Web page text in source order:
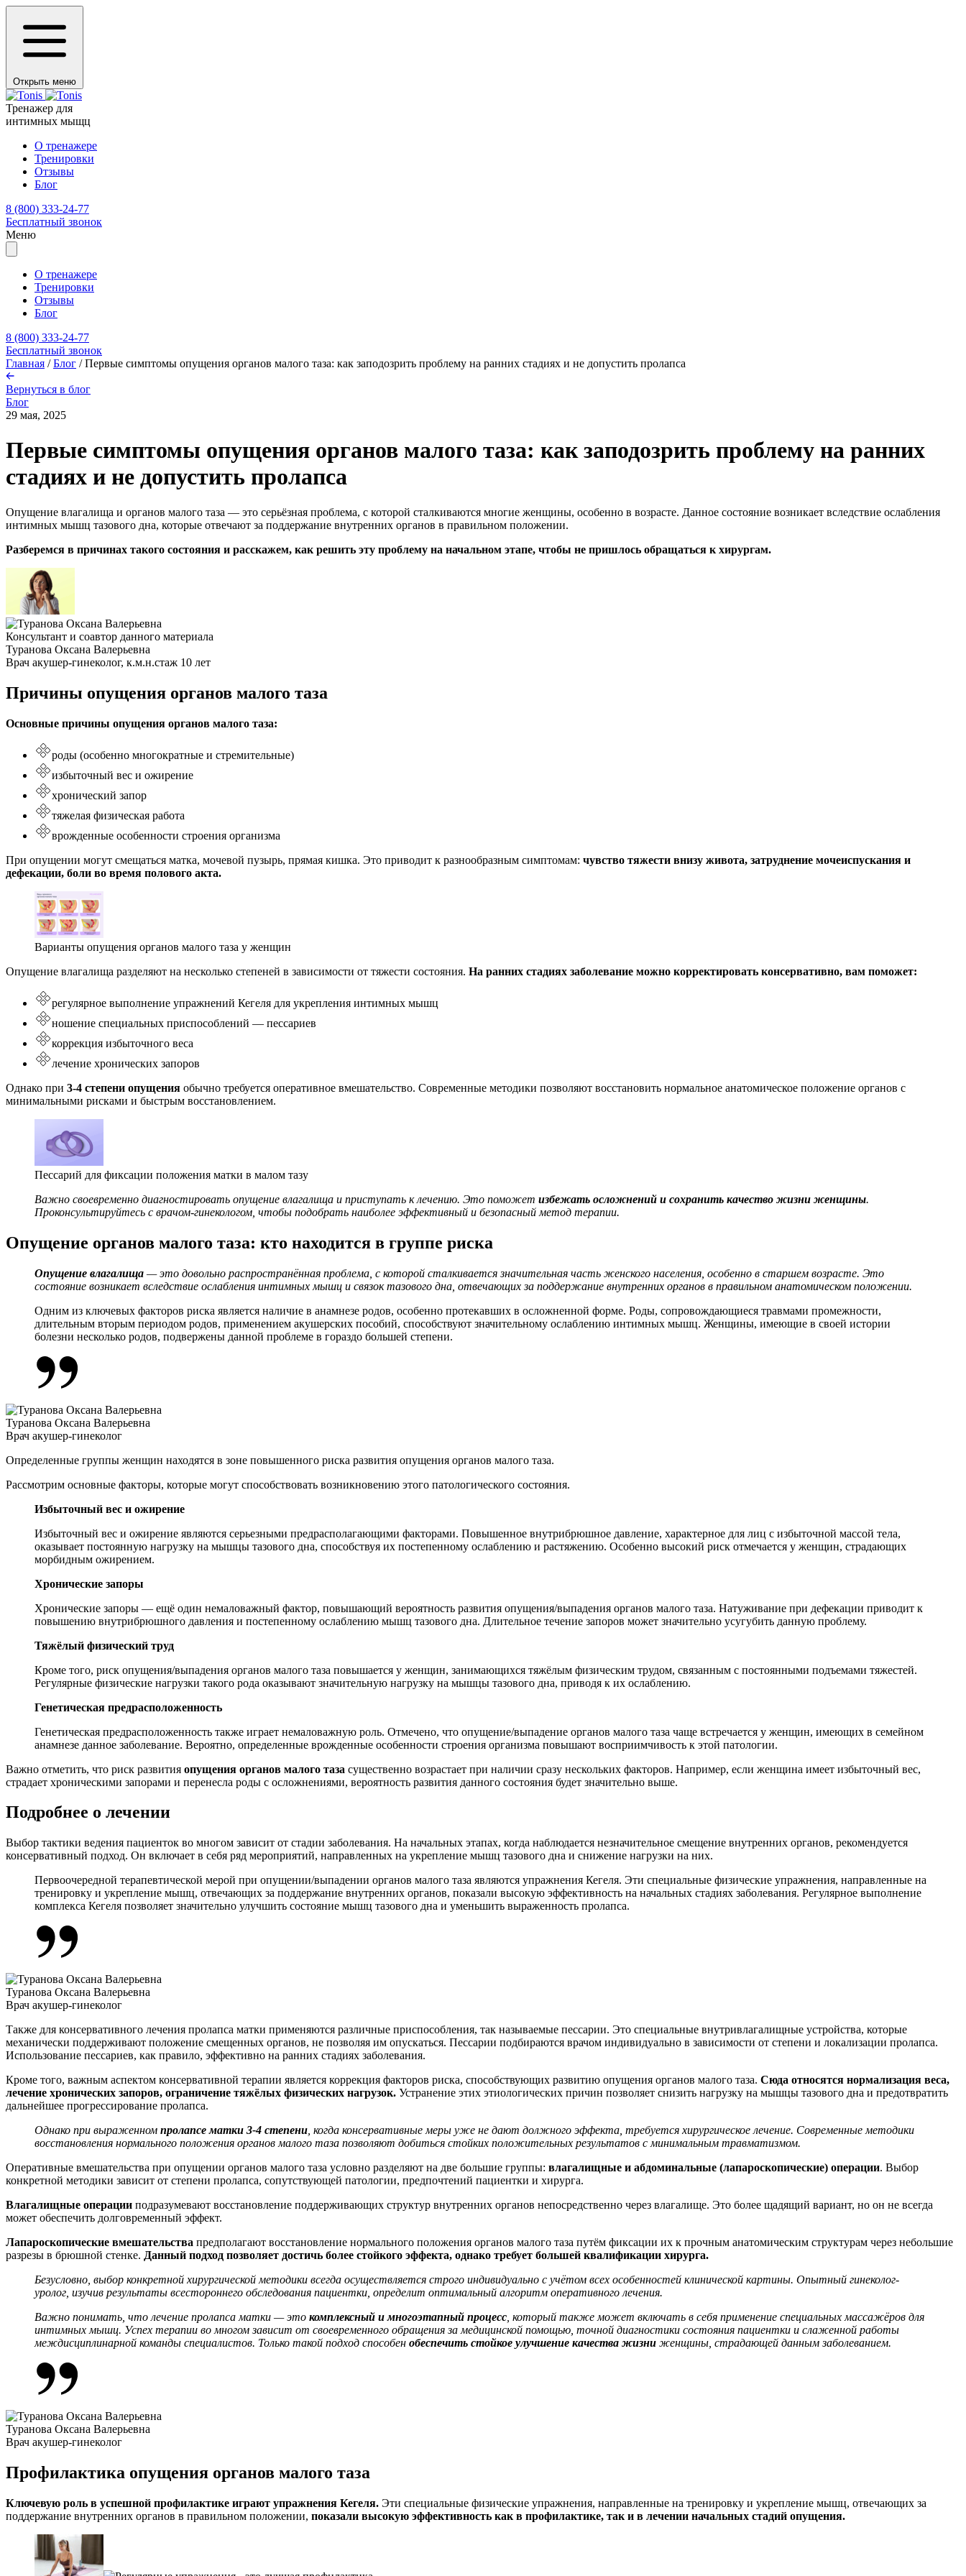
Открыть меню
Тренажер для
интимных мыщц
О тренажере
Тренировки
Отзывы
Блог
8 (800) 333-24-77
Бесплатный звонок
Меню
О тренажере
Тренировки
Отзывы
Блог
8 (800) 333-24-77
Бесплатный звонок
Главная /Блог /Первые симптомы опущения органов малого таза: как заподозрить проблему на ранних стадиях и не допустить пролапса
Вернуться в блог
Блог
29 мая, 2025
Первые симптомы опущения органов малого таза: как заподозрить проблему на ранних
стадиях и не допустить пролапса
Опущение влагалища и органов малого таза — это серьёзная проблема, с которой сталкиваются многие женщины, особенно в возрасте. Данное состояние возникает вследствие ослабления
интимных мышц тазового дна, которые отвечают за поддержание внутренних органов в правильном положении.
Разберемся в причинах такого состояния и расскажем, как решить эту проблему на начальном этапе, чтобы не пришлось обращаться к хирургам.
Консультант и соавтор данного материала
Туранова Оксана Валерьевна
Врач акушер-гинеколог, к.м.н.стаж 10 лет
Причины опущения органов малого таза
Основные причины опущения органов малого таза:
роды (особенно многократные и стремительные)
избыточный вес и ожирение
хронический запор
тяжелая физическая работа
врожденные особенности строения организма
При опущении могут смещаться матка, мочевой пузырь, прямая кишка. Это приводит к разнообразным симптомам: чувство тяжести внизу живота, затруднение мочеиспускания и
дефекации, боли во время полового акта.
Варианты опущения органов малого таза у женщин
Опущение влагалища разделяют на несколько степеней в зависимости от тяжести состояния. На ранних стадиях заболевание можно корректировать консервативно, вам поможет:
регулярное выполнение упражнений Кегеля для укрепления интимных мышц
ношение специальных приспособлений — пессариев
коррекция избыточного веса
лечение хронических запоров
Однако при 3-4 степени опущения обычно требуется оперативное вмешательство. Современные методики позволяют восстановить нормальное анатомическое положение органов с
минимальными рисками и быстрым восстановлением.
Пессарий для фиксации положения матки в малом тазу
Важно своевременно диагностировать опущение влагалища и приступать к лечению. Это поможет избежать осложнений и сохранить качество жизни женщины.
Проконсультируйтесь с врачом-гинекологом, чтобы подобрать наиболее эффективный и безопасный метод терапии.
Опущение органов малого таза: кто находится в группе риска
Опущение влагалища — это довольно распространённая проблема, с которой сталкивается значительная часть женского населения, особенно в старшем возрасте. Это
состояние возникает вследствие ослабления интимных мышц и связок тазового дна, отвечающих за поддержание внутренних органов в правильном анатомическом положении.
Одним из ключевых факторов риска является наличие в анамнезе родов, особенно протекавших в осложненной форме. Роды, сопровождающиеся травмами промежности,
длительным вторым периодом родов, применением акушерских пособий, способствуют значительному ослаблению интимных мышц. Женщины, имеющие в своей истории
болезни несколько родов, подвержены данной проблеме в гораздо большей степени.
Туранова Оксана Валерьевна
Врач акушер-гинеколог
Определенные группы женщин находятся в зоне повышенного риска развития опущения органов малого таза.
Рассмотрим основные факторы, которые могут способствовать возникновению этого патологического состояния.
Избыточный вес и ожирение
Избыточный вес и ожирение являются серьезными предрасполагающими факторами. Повышенное внутрибрюшное давление, характерное для лиц с избыточной массой тела,
оказывает постоянную нагрузку на мышцы тазового дна, способствуя их постепенному ослаблению и растяжению. Особенно высокий риск отмечается у женщин, страдающих
морбидным ожирением.
Хронические запоры
Хронические запоры — ещё один немаловажный фактор, повышающий вероятность развития опущения/выпадения органов малого таза. Натуживание при дефекации приводит к
повышению внутрибрюшного давления и постепенному ослаблению мышц тазового дна. Длительное течение запоров может значительно усугубить данную проблему.
Тяжёлый физический труд
Кроме того, риск опущения/выпадения органов малого таза повышается у женщин, занимающихся тяжёлым физическим трудом, связанным с постоянными подъемами тяжестей.
Регулярные физические нагрузки такого рода оказывают значительную нагрузку на мышцы тазового дна, приводя к их ослаблению.
Генетическая предрасположенность
Генетическая предрасположенность также играет немаловажную роль. Отмечено, что опущение/выпадение органов малого таза чаще встречается у женщин, имеющих в семейном
анамнезе данное заболевание. Вероятно, определенные врожденные особенности строения организма повышают восприимчивость к этой патологии.
Важно отметить, что риск развития опущения органов малого таза существенно возрастает при наличии сразу нескольких факторов. Например, если женщина имеет избыточный вес,
страдает хроническими запорами и перенесла роды с осложнениями, вероятность развития данного состояния будет значительно выше.
Подробнее о лечении
Выбор тактики ведения пациенток во многом зависит от стадии заболевания. На начальных этапах, когда наблюдается незначительное смещение внутренних органов, рекомендуется
консервативный подход. Он включает в себя ряд мероприятий, направленных на укрепление мышц тазового дна и снижение нагрузки на них.
Первоочередной терапевтической мерой при опущении/выпадении органов малого таза являются упражнения Кегеля. Эти специальные физические упражнения, направленные на
тренировку и укрепление мышц, отвечающих за поддержание внутренних органов, показали высокую эффективность на начальных стадиях заболевания. Регулярное выполнение
комплекса Кегеля позволяет значительно улучшить состояние мышц тазового дна и уменьшить выраженность пролапса.
Туранова Оксана Валерьевна
Врач акушер-гинеколог
Также для консервативного лечения пролапса матки применяются различные приспособления, так называемые пессарии. Это специальные внутривлагалищные устройства, которые
механически поддерживают положение смещенных органов, не позволяя им опускаться. Пессарии подбираются врачом индивидуально в зависимости от степени и локализации пролапса.
Использование пессариев, как правило, эффективно на ранних стадиях заболевания.
Кроме того, важным аспектом консервативной терапии является коррекция факторов риска, способствующих развитию опущения органов малого таза. Сюда относятся нормализация веса,
лечение хронических запоров, ограничение тяжёлых физических нагрузок. Устранение этих этиологических причин позволяет снизить нагрузку на мышцы тазового дна и предотвратить
дальнейшее прогрессирование пролапса.
Однако при выраженном пролапсе матки 3-4 степени , когда консервативные меры уже не дают должного эффекта, требуется хирургическое лечение. Современные методики
восстановления нормального положения органов малого таза позволяют добиться стойких положительных результатов с минимальным травматизмом.
Оперативные вмешательства при опущении органов малого таза условно разделяют на две большие группы: влагалищные и абдоминальные (лапароскопические) операции. Выбор
конкретной методики зависит от степени пролапса, сопутствующей патологии, предпочтений пациентки и хирурга.
Влагалищные операции подразумевают восстановление поддерживающих структур внутренних органов непосредственно через влагалище. Это более щадящий вариант, но он не всегда
может обеспечить долговременный эффект.
Лапароскопические вмешательства предполагают восстановление нормального положения органов малого таза путём фиксации их к прочным анатомическим структурам через небольшие
разрезы в брюшной стенке. Данный подход позволяет достичь более стойкого эффекта, однако требует большей квалификации хирурга.
Безусловно, выбор конкретной хирургической методики всегда осуществляется строго индивидуально с учётом всех особенностей клинической картины. Опытный гинеколог-
уролог, изучив результаты всестороннего обследования пациентки, определит оптимальный алгоритм оперативного лечения.
Важно понимать, что лечение пролапса матки — это комплексный и многоэтапный процесс , который также может включать в себя применение специальных массажёров для
интимных мышц. Успех терапии во многом зависит от своевременного обращения за медицинской помощью, точной диагностики состояния пациентки и слаженной работы
междисциплинарной команды специалистов. Только такой подход способен обеспечить стойкое улучшение качества жизни женщины, страдающей данным заболеванием.
Туранова Оксана Валерьевна
Врач акушер-гинеколог
Профилактика опущения органов малого таза
Ключевую роль в успешной профилактике играют упражнения Кегеля. Эти специальные физические упражнения, направленные на тренировку и укрепление мышц, отвечающих за
поддержание внутренних органов в правильном положении, показали высокую эффективность как в профилактике, так и в лечении начальных стадий опущения.